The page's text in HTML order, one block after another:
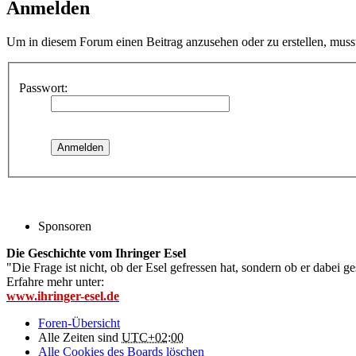
Anmelden
Um in diesem Forum einen Beitrag anzusehen oder zu erstellen,
Passwort:
Sponsoren
Die Geschichte vom Ihringer Esel
"Die Frage ist nicht, ob der Esel gefressen hat, sondern ob er dabei
Erfahre mehr unter:
www.ihringer-esel.de
Foren-Übersicht
Alle Zeiten sind UTC+02:00
Alle Cookies des Boards löschen